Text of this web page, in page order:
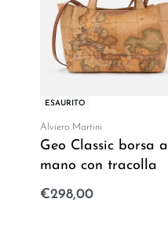
ESAURITO
Alviero Martini
Geo Classic borsa a
mano con tracolla
€298,00